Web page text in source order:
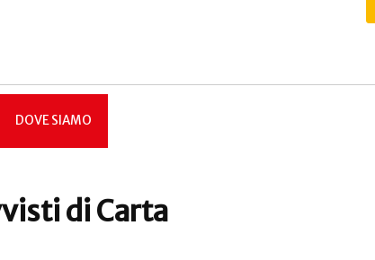
DOVE SIAMO
di Carta